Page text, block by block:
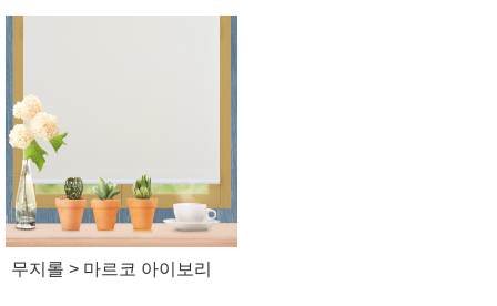
무지롤 > 마르코 아이보리